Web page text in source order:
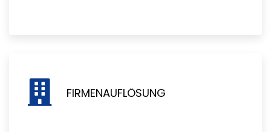
FIRMENAUFLÖSUNG